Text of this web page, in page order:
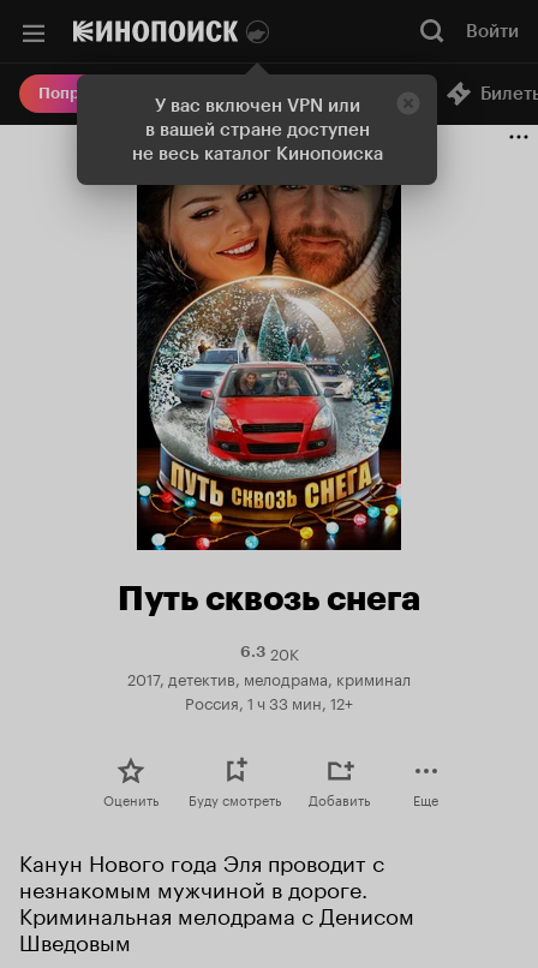
У вас включен VPN или
в вашей стране доступен
не весь каталог Кинопоиска
Войти
Попробовать Плюс Онлайн-кинотеатр
Путь сквозь снега
6.3Рейтинг
20K
2017, детектив, мелодрама, криминал
Россия, 1 ч 33 мин, 12+
Оценить Буду смотреть Добавить Еще
Канун Нового года Эля проводит с
незнакомым мужчиной в дороге.
Криминальная мелодрама с Денисом
Шведовым